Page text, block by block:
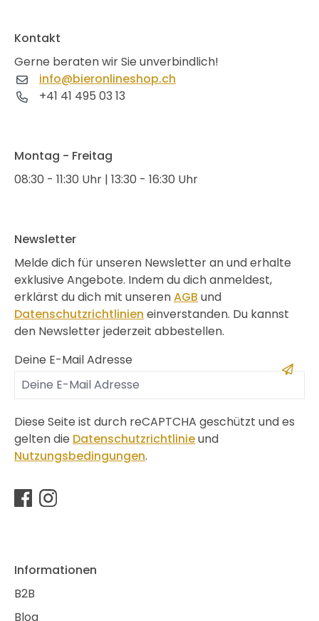
Kontakt
Gerne beraten wir Sie unverbindlich!
info@bieronlineshop.ch
+41 41 495 03 13
Montag - Freitag
08:30 - 11:30 Uhr | 13:30 - 16:30 Uhr
Newsletter
Melde dich für unseren Newsletter an und erhalte
exklusive Angebote. Indem du dich anmeldest,
erklärst du dich mit unserenAGB und
Datenschutzrichtlinien einverstanden. Du kannst
den Newsletter jederzeit abbestellen.
Deine E-Mail Adresse
Diese Seite ist durch reCAPTCHA geschützt und es
gelten die Datenschutzrichtlinieund
Nutzungsbedingungen.
Informationen
B2B
Blog